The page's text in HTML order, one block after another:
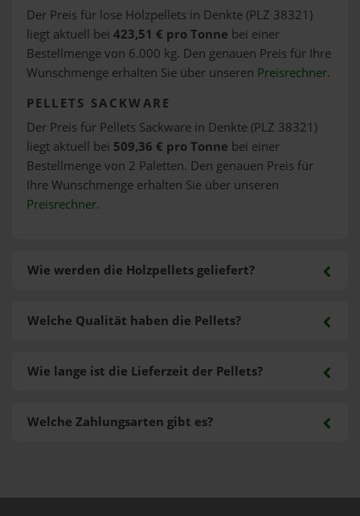
Der Preis für lose Holzpellets in Denkte (PLZ 38321)
liegt aktuell bei 423,51 € pro Tonne bei einer
Bestellmenge von 6.000 kg. Den genauen Preis für Ihre
Wunschmenge erhalten Sie über unseren Preisrechner.
PELLETS SACKWARE
Der Preis für Pellets Sackware in Denkte (PLZ 38321)
liegt aktuell bei 509,36 € pro Tonne bei einer
Bestellmenge von 2 Paletten. Den genauen Preis für
Ihre Wunschmenge erhalten Sie über unseren
Preisrechner.
Wie werden die Holzpellets geliefert?
Welche Zahlungsarten gibt es?
Welche Qualität haben die Pellets?
Wie lange ist die Lieferzeit der Pellets?